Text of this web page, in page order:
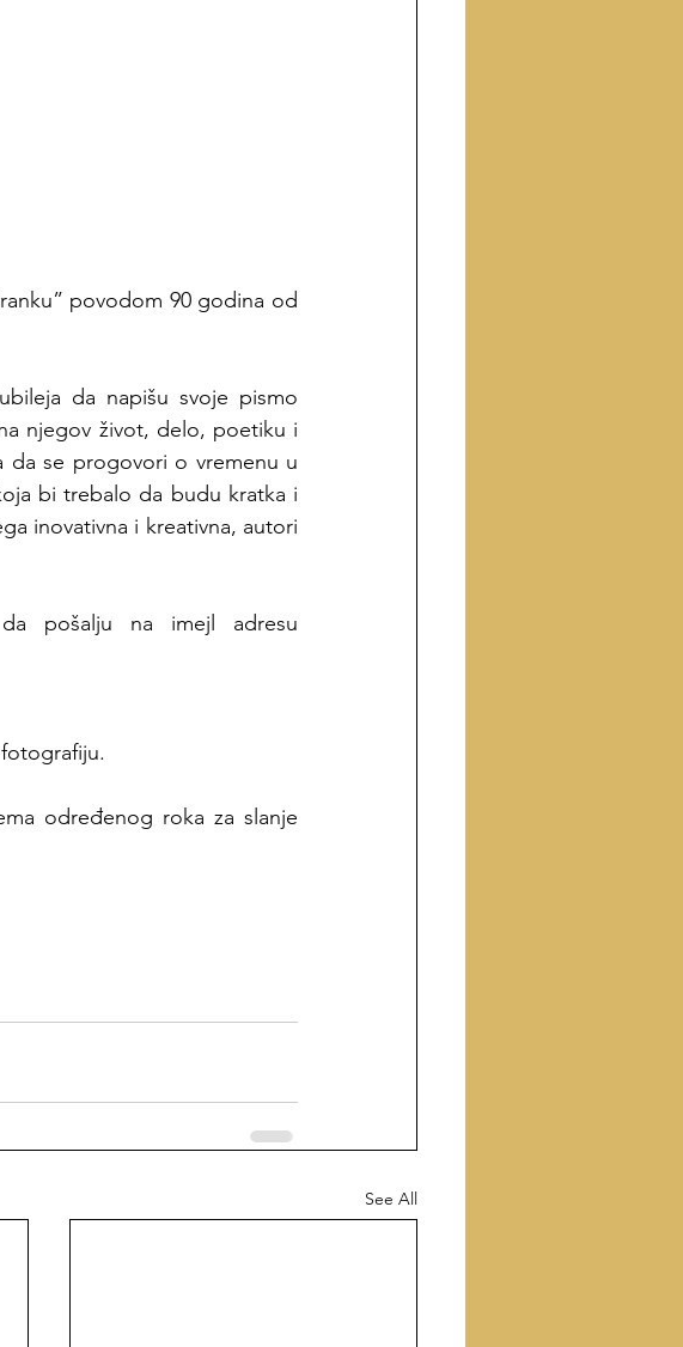
povodom 90 godina od
da napišu svoje pismo
njegov život, delo, poetiku i
da se progovori o vremenu u
bi trebalo da budu kratka i
inovativna i kreativna, autori
određenog roka za slanje
See All